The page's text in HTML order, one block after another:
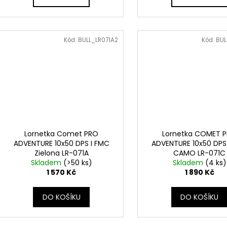
Lornetka Comet PRO
ADVENTURE 10x50 DPS I FMC
Zielona LR-071A
Skladem (>50 ks)
1 570 Kč
DO KOŠÍKU
Kód: BULL_LR071A2
Lornetka COMET
ADVENTURE 10x50
CAMO LR-071C
Skladem (4 ks)
1 890 Kč
DO KOŠÍKU
Kód: